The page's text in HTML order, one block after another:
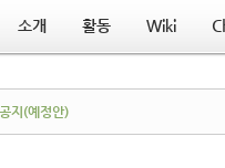
소개 활동 Wiki
지(예정안)